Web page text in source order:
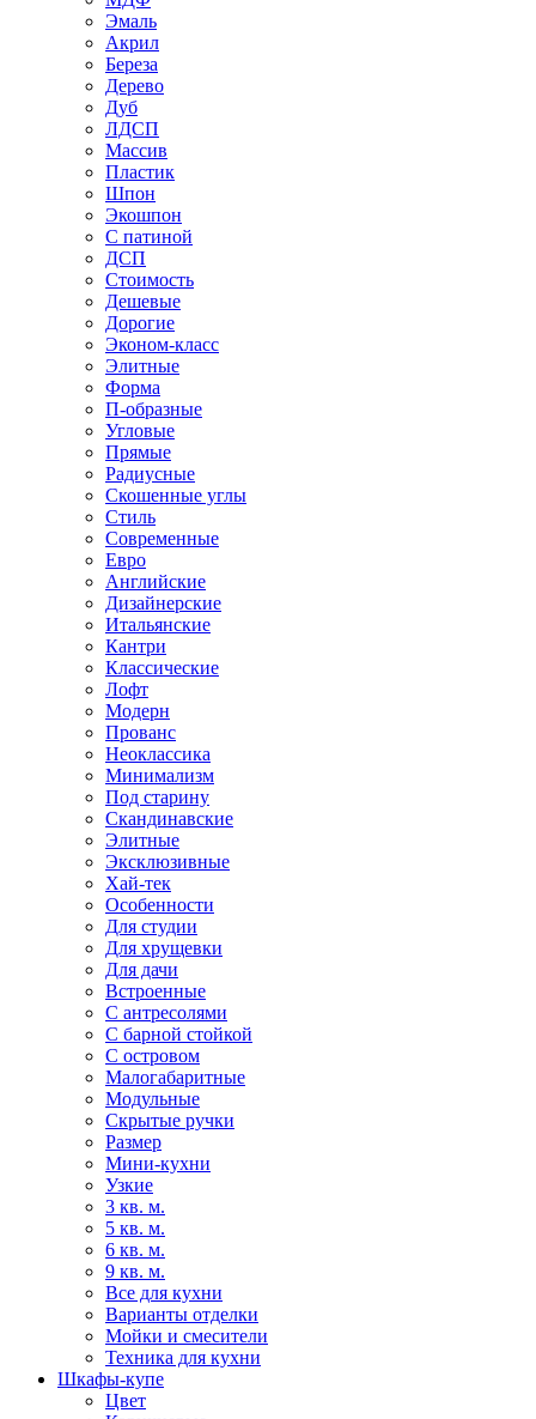
Эмаль
Акрил
Береза
Дерево
Дуб
ЛДСП
Массив
Пластик
Шпон
Экошпон
С патиной
ДСП
Стоимость
Дешевые
Дорогие
Эконом-класс
Элитные
Форма
П-образные
Угловые
Прямые
Радиусные
Скошенные углы
Стиль
Современные
Евро
Английские
Дизайнерские
Итальянские
Кантри
Классические
Лофт
Модерн
Прованс
Неоклассика
Минимализм
Под старину
Скандинавские
Элитные
Эксклюзивные
Хай-тек
Особенности
Для студии
Для хрущевки
Для дачи
Встроенные
С антресолями
С барной стойкой
С островом
Малогабаритные
Модульные
Скрытые ручки
Размер
Мини-кухни
Узкие
3 кв. м.
5 кв. м.
6 кв. м.
9 кв. м.
Все для кухни
Варианты отделки
Мойки и смесители
Техника для кухни
Шкафы-купе
Цвет